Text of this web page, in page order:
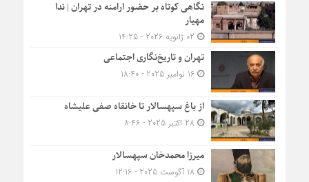
نگاهی کوتاه بر حضور ارامنه در تهران | ندا
مهیار
تهران و تاریخ‌نگاری اجتماعی
16 نوامبر 2025 - 18:40
از باغ سپهسالار تا خانقاه صفی علیشاه
میرزا محمدخان سپهسالار